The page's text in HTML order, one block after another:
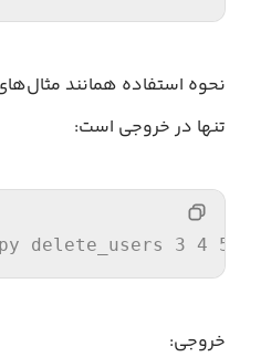
نحوه استفاده همانند
تنها در خروجی است:
delete_users 3 4 5 6
خروجی: